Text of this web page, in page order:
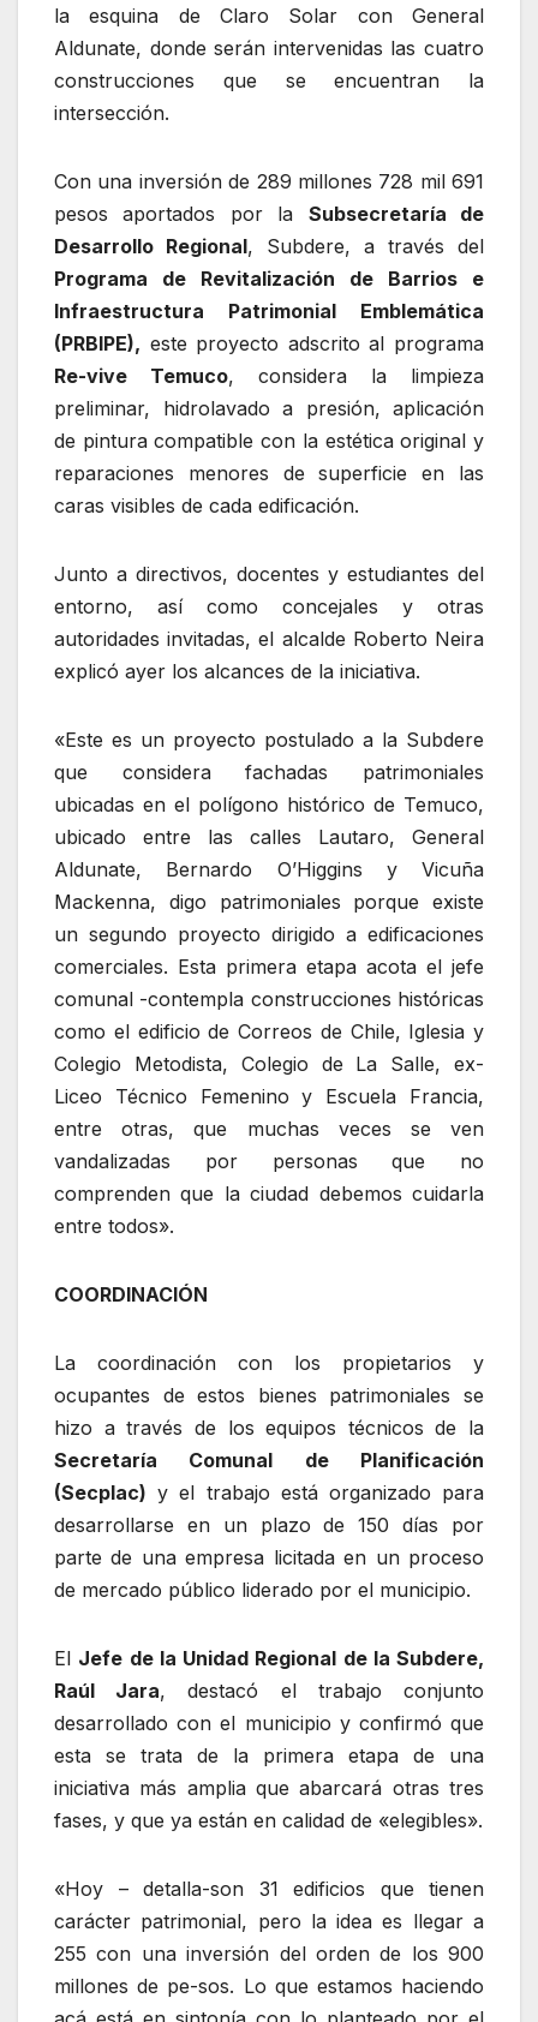
la esquina de Claro Solar con General
Aldunate, donde serán intervenidas las cuatro
construcciones que se encuentran la
intersección.
Con una inversión de 289 millones 728 mil 691
pesos aportados por la Subsecretaría de
Desarrollo Regional, Subdere, a través del
Programa de Revitalización de Barrios e
Infraestructura Patrimonial Emblemática
(PRBIPE), este proyecto adscrito al programa
Re-vive Temuco, considera la limpieza
preliminar, hidrolavado a presión, aplicación
de pintura compatible con la estética original y
reparaciones menores de superficie en las
caras visibles de cada edificación.
Junto a directivos, docentes y estudiantes del
entorno, así como concejales y otras
autoridades invitadas, el alcalde Roberto Neira
explicó ayer los alcances de la iniciativa.
«Este es un proyecto postulado a la Subdere
que considera fachadas patrimoniales
ubicadas en el polígono histórico de Temuco,
ubicado entre las calles Lautaro, General
Aldunate, Bernardo O’Higgins y Vicuña
Mackenna, digo patrimoniales porque existe
un segundo proyecto dirigido a edificaciones
comerciales. Esta primera etapa acota el jefe
comunal -contempla construcciones históricas
como el edificio de Correos de Chile, Iglesia y
Colegio Metodista, Colegio de La Salle, ex-
Liceo Técnico Femenino y Escuela Francia,
entre otras, que muchas veces se ven
vandalizadas por personas que no
comprenden que la ciudad debemos cuidarla
entre todos».
COORDINACIÓN
La coordinación con los propietarios y
ocupantes de estos bienes patrimoniales se
hizo a través de los equipos técnicos de la
Secretaría Comunal de Planificación
(Secplac) y el trabajo está organizado para
desarrollarse en un plazo de 150 días por
parte de una empresa licitada en un proceso
de mercado público liderado por el municipio.
El Jefe de la Unidad Regional de la Subdere,
Raúl Jara, destacó el trabajo conjunto
desarrollado con el municipio y confirmó que
esta se trata de la primera etapa de una
iniciativa más amplia que abarcará otras tres
fases, y que ya están en calidad de «elegibles».
«Hoy – detalla-son 31 edificios que tienen
carácter patrimonial, pero la idea es llegar a
255 con una inversión del orden de los 900
millones de pe-sos. Lo que estamos haciendo